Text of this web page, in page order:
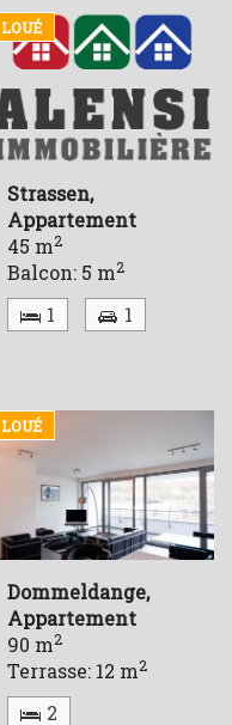
LOUÉ
Strassen,
Appartement
45 m2
Balcon: 5 m2
1 1
LOUÉ
Dommeldange,
Appartement
90 m2
Terrasse: 12 m2
2